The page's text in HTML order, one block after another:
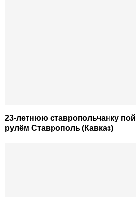
23-летнюю ставропольчанку
рулём Ставрополь (Кавказ)